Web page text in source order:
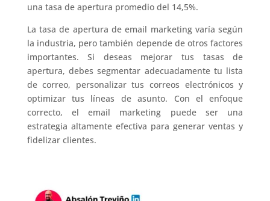
una tasa de apertura promedio del 14,5%.
La tasa de apertura de email marketing varía según
la industria, pero también depende de otros factores
importantes. Si deseas mejorar tus tasas de
apertura, debes segmentar adecuadamente tu lista
de correo, personalizar tus correos electrónicos y
optimizar tus líneas de asunto. Con el enfoque
correcto, el email marketing puede ser una
estrategia altamente efectiva para generar ventas y
fidelizar clientes.